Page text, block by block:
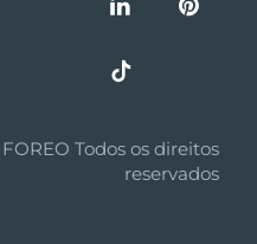
Todos os direitos
reservados